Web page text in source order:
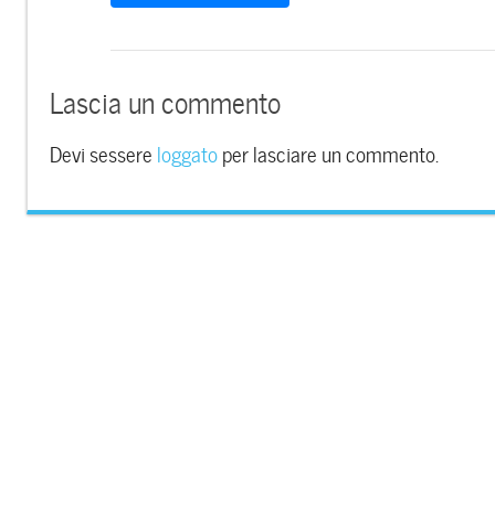
Lascia un commento
Devi sessere loggatoper lasciare un commento.